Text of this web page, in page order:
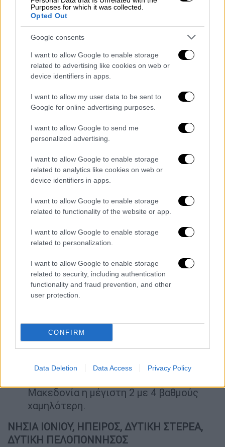
Purposes for which it was collected.
Opted Out
Google consents
I want to allow Google to enable storage
related to advertising like cookies on web or
device identifiers in apps.
I want to allow my user data to be sent to
Google for online advertising purposes.
I want to allow Google to send me
personalized advertising.
I want to allow Google to enable storage
related to analytics like cookies on web or
device identifiers in apps.
I want to allow Google to enable storage
related to functionality of the website or app.
I want to allow Google to enable storage
related to personalization.
I want to allow Google to enable storage
related to security, including authentication
functionality and fraud prevention, and other
user protection.
CONFIRM
Data Deletion Data Access Privacy Policy
Ανεμοι: Από βόρειες διευθύνσεις 4 με 5
και στα ανατολικά τοπικά 6 μποφόρ.
Θερμοκρασία: Από 23 έως 36 με 37
μέγιστη 2 με 3 βαθμούς χαμηλότερη.
ΘΕΣΣΑΛΟΝΙΚΗ
Καιρός: Γενικά αίθριος με λίγες
πρόσκαιρες νεφώσεις τις μεσημβρινές -
απογευματινές ώρες κυρίως στα γύρω
ορεινά.
Ανεμοι: Βορειοδυτικοί 3 με 4 μποφόρ με
βαθμιαία εξασθένηση από τις
προμεσημβρινές ώρες.
Θερμοκρασία: Από 23 έως 35 βαθμούς
Κελσίου.
ΜΑΚΕΔΟΝΙΑ, ΘΡΑΚΗ
Καιρός: Γενικά αίθριος. Τις μεσημβρινές
- απογευματινές ώρες θα αναπτυχθούν
νεφώσεις και θα σημειωθούν τοπικοί
όμβροι, κυρίως στα ορεινά της
Μακεδονίας.
στα παράκτια 5 μποφόρ με βαθμιαία
εξασθένηση από τις προμεσημβρινές
Θερμοκρασία: Από 18 έως 35 με 36
Μακεδονία η μέγιστη 2 με 4 βαθμούς
χαμηλότερη.
ΝΗΣΙΑ ΙΟΝΙΟΥ, ΗΠΕΙΡΟΣ, ΔΥΤΙΚΗ ΣΤΕΡΕΑ,
ΔΥΤΙΚΗ ΠΕΛΟΠΟΝΝΗΣΟΣ